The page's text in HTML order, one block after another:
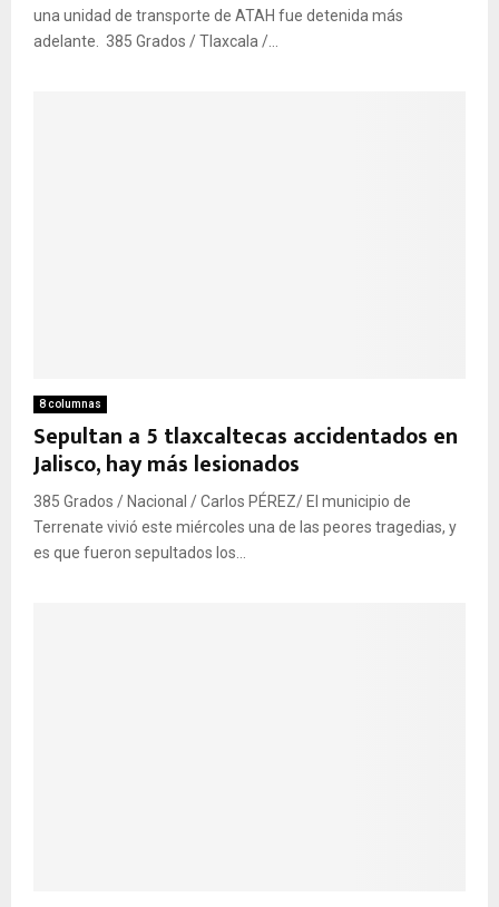
una unidad de transporte de ATAH fue detenida más
adelante. 385 Grados / Tlaxcala /...
8 columnas
Sepultan a 5 tlaxcaltecas accidentados en
Jalisco, hay más lesionados
385 Grados / Nacional / Carlos PÉREZ/ El municipio de
Terrenate vivió este miércoles una de las peores tragedias, y
es que fueron sepultados los...